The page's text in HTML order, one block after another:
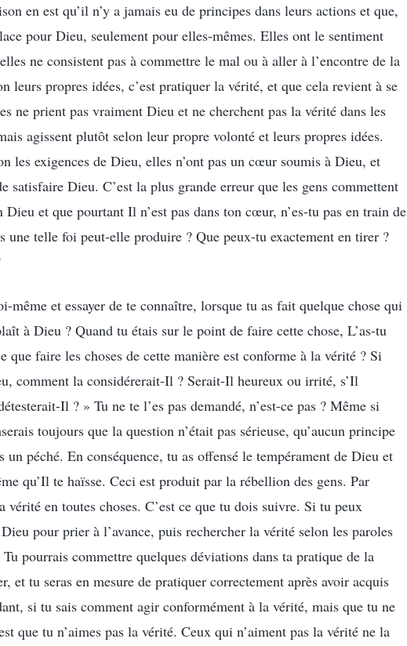
en est qu’il n’y a jamais eu de principes dans leurs actions et que,
pour Dieu, seulement pour elles-mêmes. Elles ont le sentiment
ne consistent pas à commettre le mal ou à aller à l’encontre de la
leurs propres idées, c’est pratiquer la vérité, et que cela revient à se
ne prient pas vraiment Dieu et ne cherchent pas la vérité dans les
agissent plutôt selon leur propre volonté et leurs propres idées.
les exigences de Dieu, elles n’ont pas un cœur soumis à Dieu, et
satisfaire Dieu. C’est la plus grande erreur que les gens commettent
et que pourtant Il n’est pas dans ton cœur, n’es-tu pas en train de
une telle foi peut-elle produire ? Que peux-tu exactement en tirer ?
et essayer de te connaître, lorsque tu as fait quelque chose qui
à Dieu ? Quand tu étais sur le point de faire cette chose, L’as-tu
que faire les choses de cette manière est conforme à la vérité ? Si
comment la considérerait-Il ? Serait-Il heureux ou irrité, s’Il
Il ? » Tu ne te l’es pas demandé, n’est-ce pas ? Même si
toujours que la question n’était pas sérieuse, qu’aucun principe
un péché. En conséquence, tu as offensé le tempérament de Dieu et
qu’Il te haïsse. Ceci est produit par la rébellion des gens. Par
vérité en toutes choses. C’est ce que tu dois suivre. Si tu peux
pour prier à l’avance, puis rechercher la vérité selon les paroles
pourrais commettre quelques déviations dans ta pratique de la
et tu seras en mesure de pratiquer correctement après avoir acquis
si tu sais comment agir conformément à la vérité, mais que tu ne
que tu n’aimes pas la vérité. Ceux qui n’aiment pas la vérité ne la